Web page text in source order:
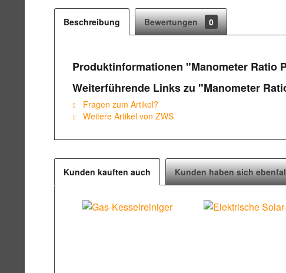
Beschreibung Bewertungen 0
Produktinformationen "Manometer Ratio
Weiterführende Links zu "Manometer
Fragen zum Artikel?
Weitere Artikel von ZWS
Kunden kauften auch Kunden haben sich